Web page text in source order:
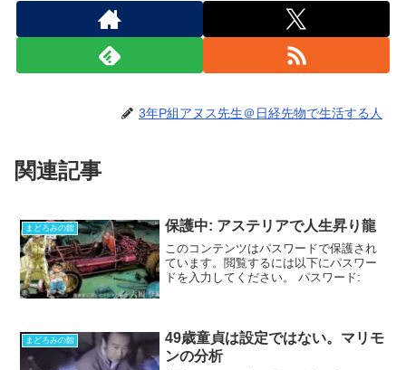
3年P組アヌス先生＠日経先物で生活する人
関連記事
まどろみの館 保護中: アステリアで人生昇り龍
このコンテンツはパスワードで保護され
ています。閲覧するには以下にパスワー
ドを入力してください。 パスワード:
まどろみの館
49歳童貞は設定ではない。マリモ
ンの分析